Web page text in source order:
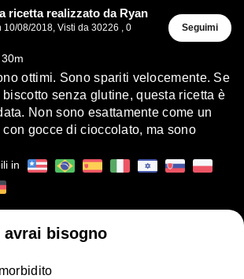
ricetta realizzato da Ryan
10/08/2018, Visti da 30226 , 0
Seguimi
30m
ottimi. Sono spariti velocemente. Se
senza glutine, questa ricetta è
Non sono esattamente come un
gocce di cioccolato, ma sono
in
bisogno